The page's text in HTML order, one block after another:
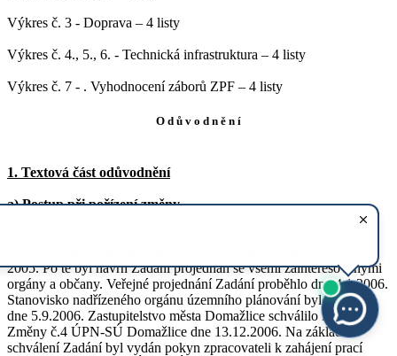
Výkres č. 3 - Doprava – 4 listy
Výkres č. 4., 5., 6. - Technická infrastruktura – 4 listy
Výkres č. 7 - . Vyhodnocení záborů ZPF – 4 listy
O d ů v o d n ě n í
1. Textová část odůvodnění
a) Postup při pořízení změny.
2005. Po té byl návrh Zadání projednán se všemi zainteresovanými
orgány a občany. Veřejné projednání Zadání proběhlo dne 4.1.2006.
Stanovisko nadřízeného orgánu územního plánování bylo vydáno
dne 5.9.2006. Zastupitelstvo města Domažlice schválilo Zadání
Změny č.4 ÚPN-SÚ Domažlice dne 13.12.2006. Na základě
schválení Zadání byl vydán pokyn zpracovateli k zahájení prací